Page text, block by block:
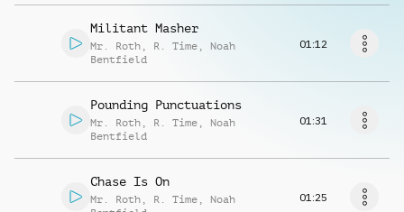
Militant Masher
Mr. Roth , R. Time , Noah
Bentfield
01:12
Pounding Punctuations
Mr. Roth , R. Time , Noah
Bentfield
01:31
Chase Is On
Mr. Roth , R. Time , Noah
01:25